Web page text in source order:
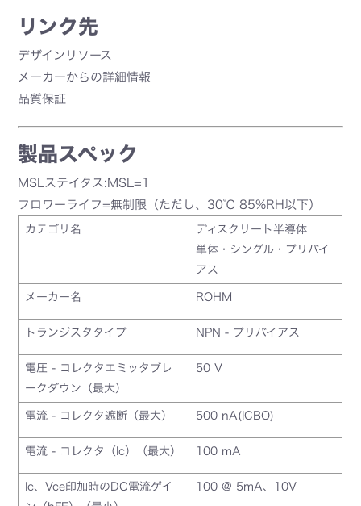
リンク先
デザインリソース
メーカーからの詳細情報
品質保証
製品スペック
MSLステイタス:MSL=1
フロワーライフ=無制限（ただし、30℃ 85%RH以下）
カテゴリ名
ディスクリート半導体
単体・シングル・プリバイ
アス
メーカー名 ROHM
トランジスタタイプ NPN - プリバイアス
電圧 - コレクタエミッタブレ
ークダウン（最大）
50 V
電流 - コレクタ遮断（最大） 500 nA(ICBO)
電流 - コレクタ（Ic）（最大） 100 mA
Ic、Vce印加時のDC電流ゲイ
100 @ 5mA、10V